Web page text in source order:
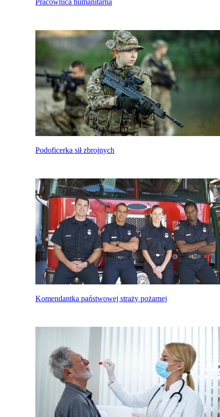
Pracownica humanitarna
Podoficerka sił zbrojnych
Komendantka państwowej straży pożarnej